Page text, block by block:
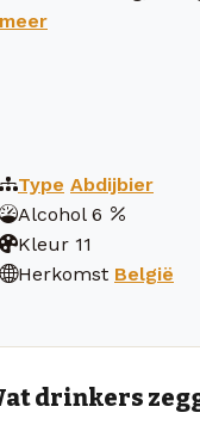
meer
Type Abdijbier
Alcohol 6
Kleur 11
Herkomst België
drinkers